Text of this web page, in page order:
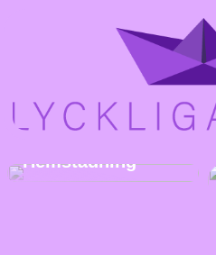
städstressen i
Stockholm och
Hemstädning